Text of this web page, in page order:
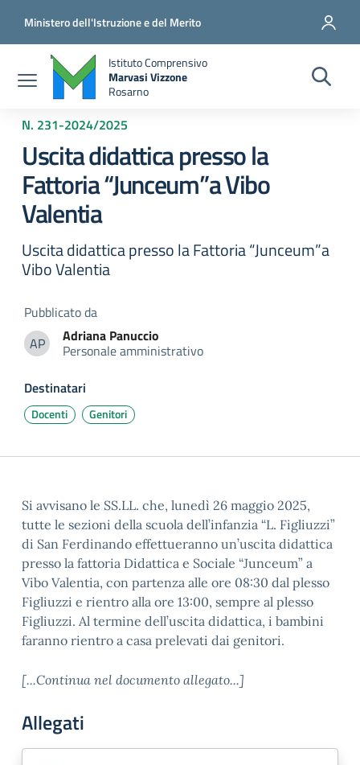
Ministero dell'Istruzione e del Merito
Istituto Comprensivo
Marvasi Vizzone
Rosarno
N. 231-2024/2025
Uscita didattica presso la
Fattoria “Junceum”a Vibo
Valentia
Uscita didattica presso la Fattoria “Junceum”a
Vibo Valentia
Pubblicato da
APAdriana Panuccio
Adriana Panuccio
Personale amministrativo
Destinatari
Docenti Genitori
Si avvisano le SS.LL. che, lunedì 26 maggio 2025,
tutte le sezioni della scuola dell’infanzia “L. Figliuzzi”
di San Ferdinando effettueranno un’uscita didattica
presso la fattoria Didattica e Sociale “Junceum” a
Vibo Valentia, con partenza alle ore 08:30 dal plesso
Figliuzzi e rientro alla ore 13:00, sempre al plesso
Figliuzzi. Al termine dell’uscita didattica, i bambini
faranno rientro a casa prelevati dai genitori.
[...Continua nel documento allegato...]
Allegati